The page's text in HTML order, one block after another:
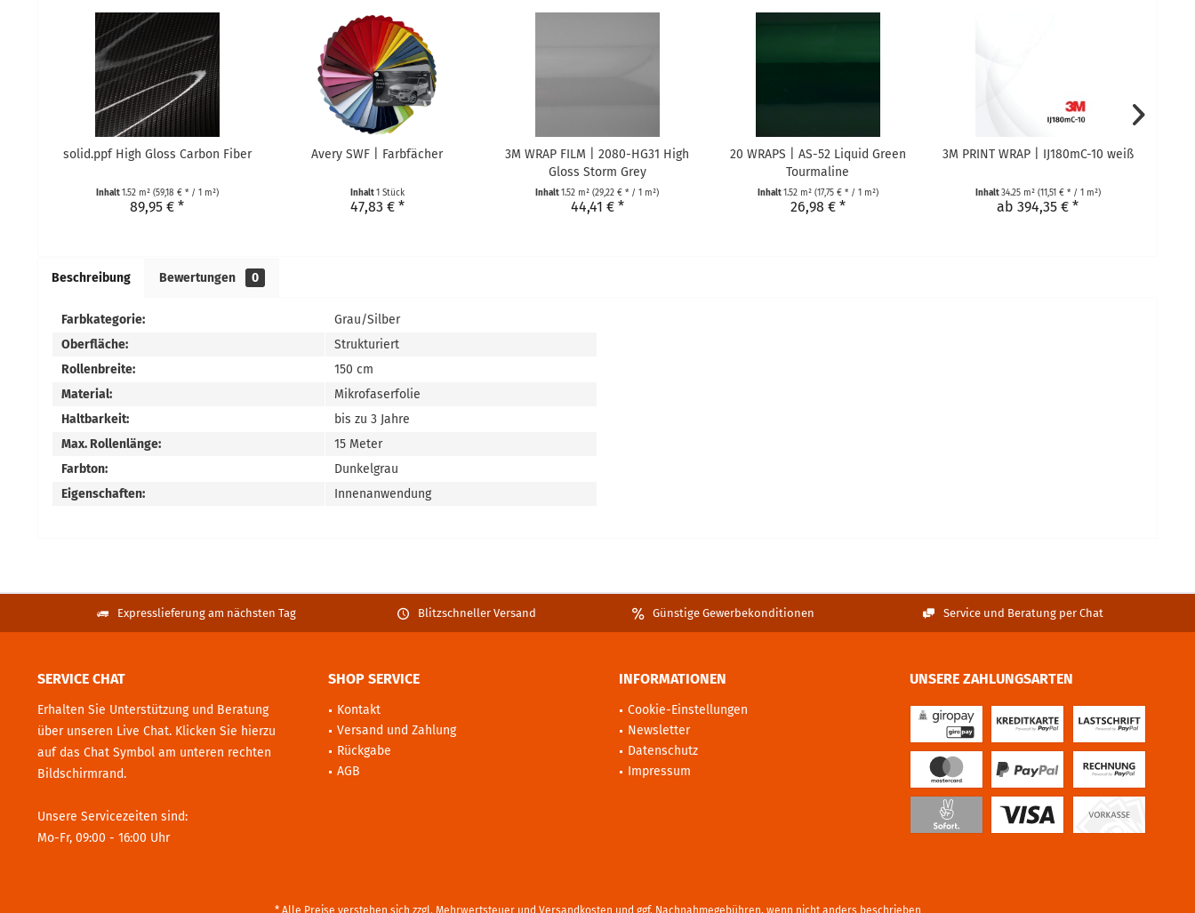
solid.ppf High Gloss Carbon Fiber
Inhalt1.52 m² (59,18 € * / 1 m²)
89,95 € *
Avery SWF | Farbfächer
Inhalt1 Stück
47,83 € *
3M WRAP FILM | 2080-HG31 High
Gloss Storm Grey
Inhalt1.52 m²(29,22 € * / 1 m²)
44,41 € *
20 WRAPS | AS-52 Liquid Green
Tourmaline
Inhalt1.52 m² (17,75 € * / 1 m²)
26,98 € *
3M PRINT WRAP | IJ180mC-10 weiß
Inhalt34.25 m² (11,51 € * / 1 m²)
ab 394,35 € *
Beschreibung Bewertungen 0
Farbkategorie:
Grau/Silber
Oberfläche:
Strukturiert
Rollenbreite:
150 cm
Material:
Mikrofaserfolie
Haltbarkeit:
bis zu 3 Jahre
Max. Rollenlänge:
15 Meter
Farbton:
Dunkelgrau
Eigenschaften:
Innenanwendung
Expresslieferung am nächsten Tag Blitzschneller Versand Günstige Gewerbekonditionen Service und Beratung per Chat
SERVICE CHAT
Erhalten Sie Unterstützung und Beratung
über unseren Live Chat. Klicken Sie hierzu
auf das Chat Symbol am unteren rechten
Bildschirmrand.
Unsere Servicezeiten sind:
Mo-Fr, 09:00 - 16:00 Uhr
SHOP SERVICE
Kontakt
Versand und Zahlung
Rückgabe
AGB
INFORMATIONEN
Cookie-Einstellungen
Newsletter
Datenschutz
Impressum
UNSERE ZAHLUNGSARTEN